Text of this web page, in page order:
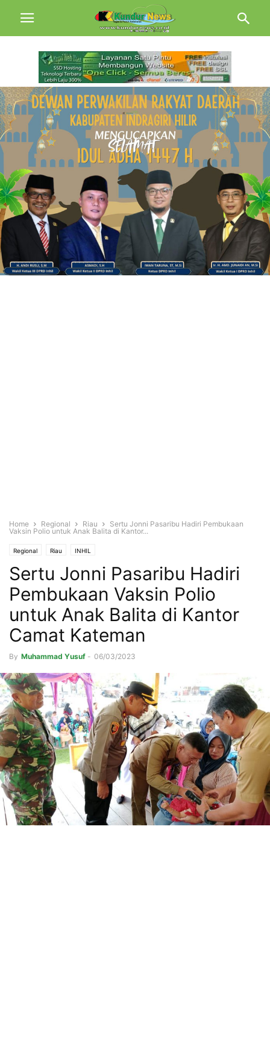
Home Regional Riau
Sertu Jonni Pasaribu Hadiri Pembukaan
Vaksin Polio untuk Anak Balita di Kantor...
Regional Riau INHIL
Sertu Jonni Pasaribu Hadiri
Pembukaan Vaksin Polio
untuk Anak Balita di Kantor
Camat Kateman
By Muhammad Yusuf - 06/03/2023